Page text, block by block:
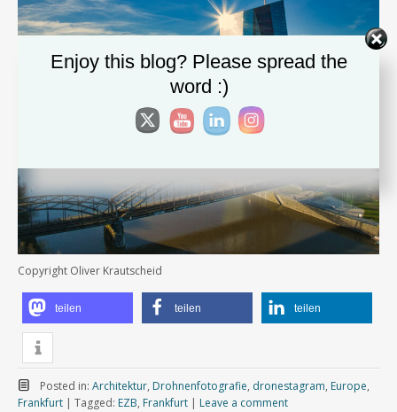
Copyright Oliver Krautscheid
teilen teilen teilen
Posted in: Architektur, Drohnenfotografie, dronestagram, Europe,
Frankfurt | Tagged: EZB, Frankfurt | Leave a comment
Enjoy this blog? Please spread the
word :)